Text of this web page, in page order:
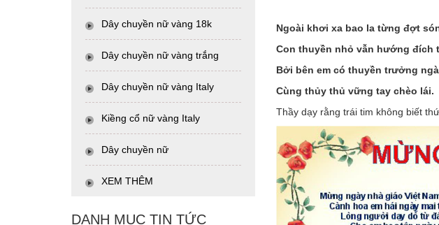
Dây chuyền nữ vàng 18k
Dây chuyền nữ vàng trắng
Dây chuyền nữ vàng Italy
Kiềng cổ nữ vàng Italy
Dây chuyền nữ
XEM THÊM
DANH MỤC TIN TỨC
Ngoài khơi xa bao la từng đợt
Con thuyền nhỏ vẫn hướng đích
Bởi bên em có thuyền trưởng
Cùng thủy thủ vững tay chèo lái.
Thầy dạy rằng trái tim không biết